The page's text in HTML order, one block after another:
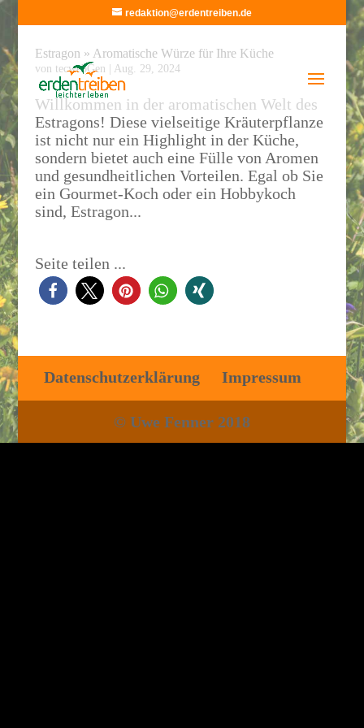
redaktion@erdentreiben.de
Estragon » Aromatische Würze für Ihre Küche
von tecwebGen Aug. 29, 2024
Willkommen in der aromatischen Welt des
Estragons! Diese vielseitige Kräuterpflanze
ist nicht nur ein Highlight in der Küche,
sondern bietet auch eine Fülle von Aromen
und gesundheitlichen Vorteilen. Egal ob Sie
ein Gourmet-Koch oder ein Hobbykoch
sind, Estragon...
Seite teilen ...
Datenschutzerklärung Impressum
© Uwe Fenner 2018